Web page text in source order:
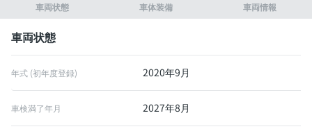
車両状態 車体装備 車両情報
車両状態
年式 (初年度登録) 2020年9月
車検満了年月 2027年8月